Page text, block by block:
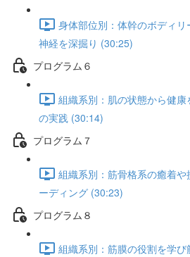
身体部位別：体幹のボディリ
神経を深掘り (30:25)
プログラム６
組織系別：肌の状態から健
の実践 (30:14)
プログラム７
組織系別：筋骨格系の癒着
ーディング (30:23)
プログラム８
組織系別：筋膜の役割を学